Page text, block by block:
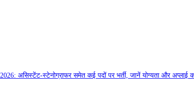
असिस्टेंट-स्टेनोग्राफर समेत कई पदों पर भर्ती, जानें योग्यता और अप्लाई